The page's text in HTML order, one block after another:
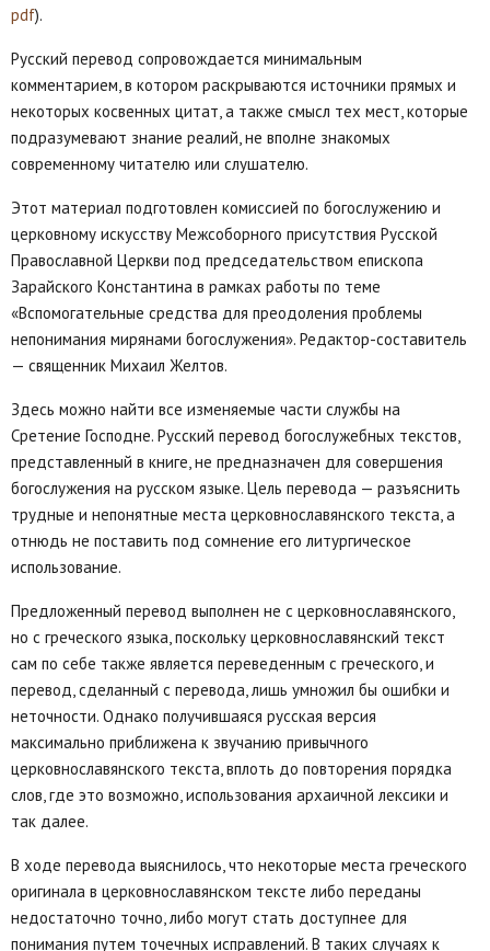
pdf).
Русский перевод сопровождается минимальным
комментарием, в котором раскрываются источники прямых и
некоторых косвенных цитат, а также смысл тех мест, которые
подразумевают знание реалий, не вполне знакомых
современному читателю или слушателю.
Этот материал подготовлен комиссией по богослужению и
церковному искусству Межсоборного присутствия Русской
Православной Церкви под председательством епископа
Зарайского Константина в рамках работы по теме
«Вспомогательные средства для преодоления проблемы
непонимания мирянами богослужения». Редактор-составитель
— священник Михаил Желтов.
Здесь можно найти все изменяемые части службы на
Сретение Господне. Русский перевод богослужебных текстов,
представленный в книге, не предназначен для совершения
богослужения на русском языке. Цель перевода — разъяснить
трудные и непонятные места церковнославянского текста, а
отнюдь не поставить под сомнение его литургическое
использование.
Предложенный перевод выполнен не с церковнославянского,
но с греческого языка, поскольку церковнославянский текст
сам по себе также является переведенным с греческого, и
перевод, сделанный с перевода, лишь умножил бы ошибки и
неточности. Однако получившаяся русская версия
максимально приближена к звучанию привычного
церковнославянского текста, вплоть до повторения порядка
слов, где это возможно, использования архаичной лексики и
так далее.
В ходе перевода выяснилось, что некоторые места греческого
оригинала в церковнославянском тексте либо переданы
недостаточно точно, либо могут стать доступнее для
понимания путем точечных исправлений. В таких случаях к